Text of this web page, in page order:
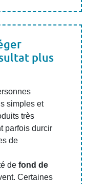
plus
simples et
très
parfois durcir
de
de fond de
Certaines